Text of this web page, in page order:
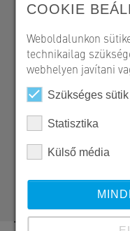
Út- és
SW
COOKIE
Weboldalunkon
technikailag
webhelyen javítani
Szükséges sütik
Statisztika
Külső média